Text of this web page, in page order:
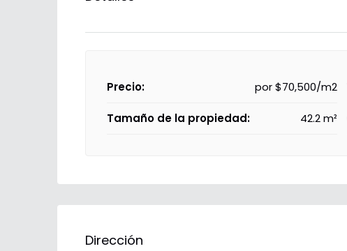
Precio: por$70,500/m2
Tamaño de la propiedad: 42.2 m²
Dirección